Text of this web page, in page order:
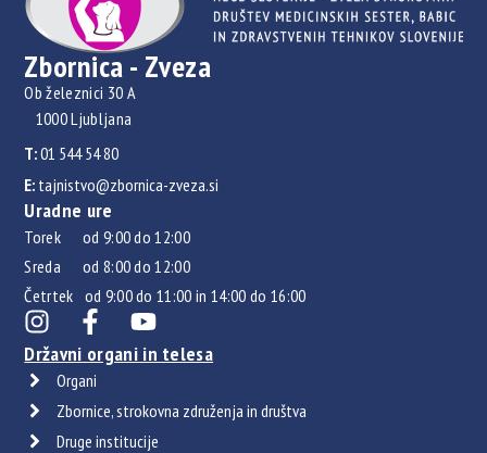
Zbornica - Zveza
Ob železnici 30 A
1000 Ljubljana
T:01 544 54 80
E: tajnistvo@zbornica-zveza.si
Uradne ure
Torek od 9:00 do 12:00
Sreda od 8:00 do 12:00
Četrtek od 9:00 do 11:00 in 14:00 do 16:00
Državni organi in telesa
Organi
Zbornice, strokovna združenja in društva
Druge institucije